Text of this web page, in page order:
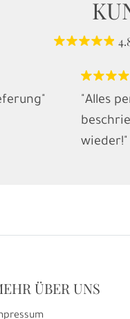
"Alles
wieder!"
ÜBER UNS